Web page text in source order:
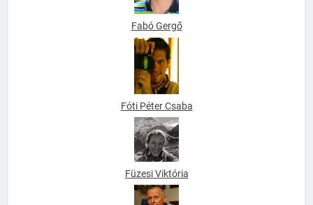
Fabó Gergő
Fóti Péter Csaba
Füzesi Viktória